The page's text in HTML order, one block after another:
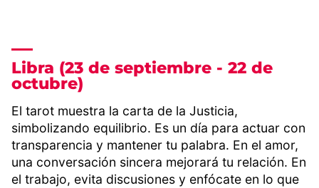
Libra (23 de septiembre - 22 de
octubre)
El tarot muestra la carta de la Justicia,
simbolizando equilibrio. Es un día para actuar con
transparencia y mantener tu palabra. En el amor,
una conversación sincera mejorará tu relación. En
el trabajo, evita discusiones y enfócate en lo que